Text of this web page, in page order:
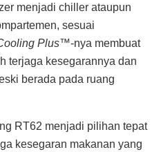
menjadi chiller ataupun
sesuai
Plus™-nya membuat
terjaga kesegarannya dan
berada pada ruang
RT62 menjadi pilihan tepat
kesegaran makanan yang